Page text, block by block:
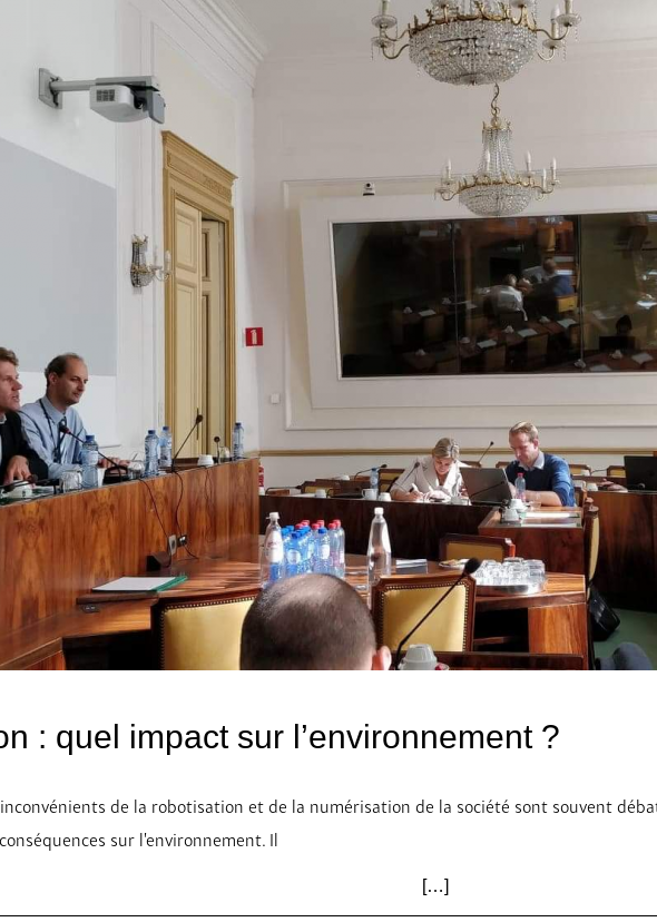
: quel impact sur l’environnement ?
inconvénients de la robotisation et de la numérisation de la société sont souvent
sur l’environnement. Il
[…]NUMÉRISATION : QUEL